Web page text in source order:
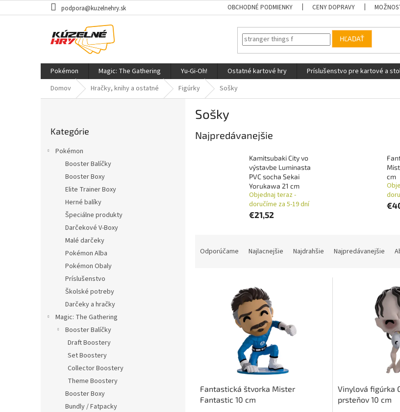
na
podpora@kuzelnehry.sk OBCHODNÉ PODMIENKY CENY DOPRAVY
HĽADAŤ
Pokémon Magic: The Gathering Yu-Gi-Oh! Ostatné kartové hry Príslušenstvo pre kartové a
Domov
Hračky, knihy a ostatné Figúrky Sošky
kategórie
Kategórie
Pokémon
Booster Balíčky
Booster Boxy
Elite Trainer Boxy
Herné balíky
Špeciálne produkty
Darčekové V-Boxy
Malé darčeky
Pokémon Alba
Pokémon Obaly
Príslušenstvo
Školské potreby
Darčeky a hračky
Magic: The Gathering
Booster Balíčky
Draft Boostery
Set Boostery
Collector Boostery
Theme Boostery
Booster Boxy
Bundly / Fatpacky
Sošky
Najpredávanejšie
Kamitsubaki City vo
výstavbe Luminasta
PVC socha Sekai
Yorukawa 21 cm
Objednaj teraz -
doručíme za 5-19 dní
€21,52
cm
Odporúčame Najlacnejšie Najdrahšie Najpredávanejšie
Fantastická štvorka Mister
Fantastic 10 cm
Vinylová figúrka
prsteňov 10 cm